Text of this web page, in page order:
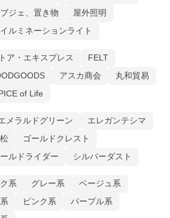
ジェ、置き物
屋外照明
イルミネーションライト
ア・エキスプレス
FELT
アスカ商会
丸和貿易
of Life
メラルドグリーン
エレガンテシマ
ゴールドクレスト
ルドライダー シルバーダスト
系 グレー系
ベージュ系
ピンク系
パープル系